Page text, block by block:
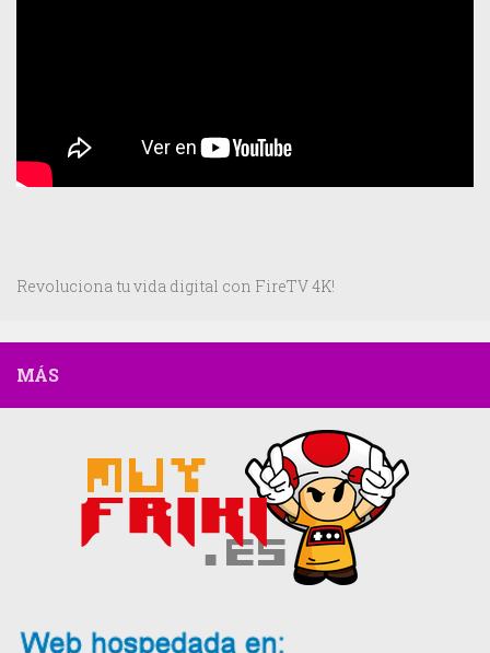
Revoluciona tu vida digital con FireTV 4K!
MÁS